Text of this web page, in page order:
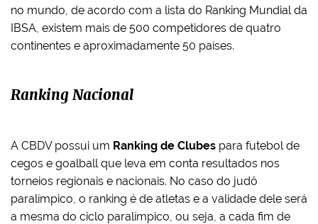
no mundo, de acordo com a lista do Ranking Mundial da
IBSA, existem mais de 500 competidores de quatro
continentes e aproximadamente 50 países.
Ranking Nacional
A CBDV possui um Ranking de Clubes para futebol de
cegos e goalball que leva em conta resultados nos
torneios regionais e nacionais. No caso do judô
paralímpico, o ranking é de atletas e a validade dele será
a mesma do ciclo paralímpico, ou seja, a cada fim de